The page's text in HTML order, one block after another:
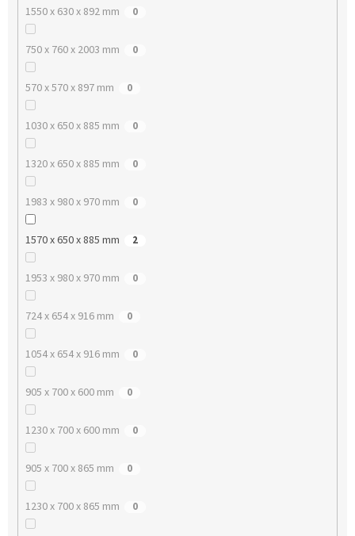
1550 x 630 x 892 mm 0
750 x 760 x 2003 mm 0
570 x 570 x 897 mm 0
1030 x 650 x 885 mm 0
1320 x 650 x 885 mm 0
1983 x 980 x 970 mm 0
1570 x 650 x 885 mm 2
1953 x 980 x 970 mm 0
724 x 654 x 916 mm 0
1054 x 654 x 916 mm 0
905 x 700 x 600 mm 0
1230 x 700 x 600 mm 0
905 x 700 x 865 mm 0
1230 x 700 x 865 mm 0